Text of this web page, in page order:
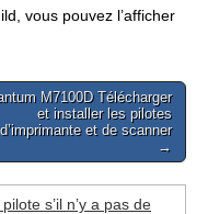
vous pouvez l’afficher
M7100D Télécharger
et installer les pilotes
d’imprimante et de scanner
→
s’il n’y a pas de